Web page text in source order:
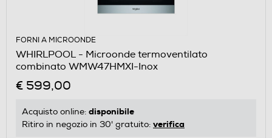
FORNI A MICROONDE
WHIRLPOOL - Microonde termoventilato
combinato WMW47HMXI-Inox
€ 599,00
Acquisto online: disponibile
Ritiro in negozio in 30' gratuito: verifica